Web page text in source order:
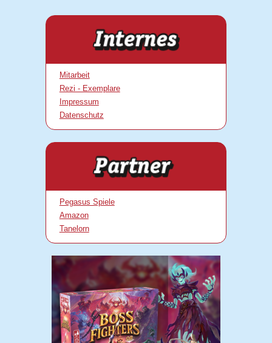
Mitarbeit
Rezi - Exemplare
Impressum
Datenschutz
Pegasus Spiele
Amazon
Tanelorn